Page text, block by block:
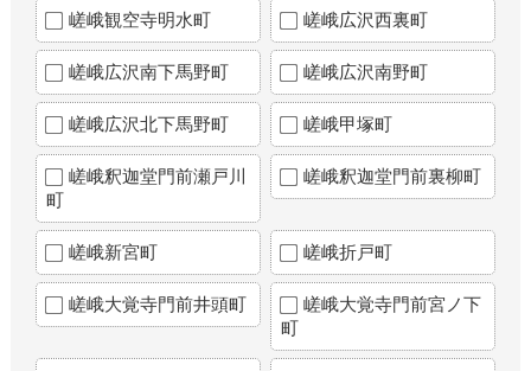
嵯峨観空寺明水町 嵯峨広沢西裏町
嵯峨広沢南下馬野町 嵯峨広沢南野町
嵯峨広沢北下馬野町 嵯峨甲塚町
嵯峨釈迦堂門前瀬戸川
町
嵯峨釈迦堂門前裏柳町
嵯峨新宮町 嵯峨折戸町
嵯峨大覚寺門前井頭町
嵯峨大覚寺門前宮ノ下
町